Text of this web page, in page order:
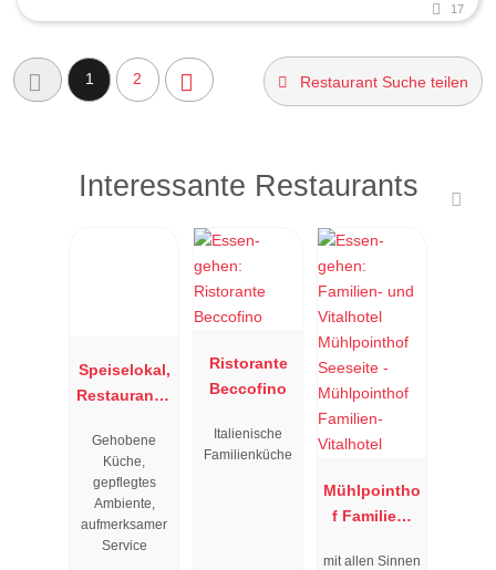
17
1 2 Restaurant Suche teilen
Interessante Restaurants
Speiselokal,
Restaurant "
"
Gehobene
Küche,
gepflegtes
Ambiente,
aufmerksamer
Service
Ristorante
Beccofino
Italienische
Familienküche
Mühlpointho
f Familien-
mit allen Sinnen